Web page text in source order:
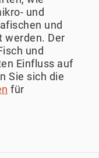
und
und
werden. Der
und
Einfluss auf
Sie sich die
für